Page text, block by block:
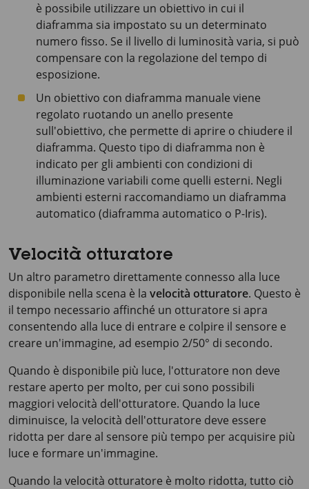
è possibile utilizzare un obiettivo in cui il
diaframma sia impostato su un determinato
numero fisso. Se il livello di luminosità varia, si può
compensare con la regolazione del tempo di
esposizione.
Un obiettivo con diaframma manuale viene
regolato ruotando un anello presente
sull'obiettivo, che permette di aprire o chiudere il
diaframma. Questo tipo di diaframma non è
indicato per gli ambienti con condizioni di
illuminazione variabili come quelli esterni. Negli
ambienti esterni raccomandiamo un diaframma
automatico (diaframma automatico o P-Iris).
Velocità otturatore
Un altro parametro direttamente connesso alla luce
disponibile nella scena è la velocità otturatore. Questo è
il tempo necessario affinché un otturatore si apra
consentendo alla luce di entrare e colpire il sensore e
creare un'immagine, ad esempio 2/50° di secondo.
Quando è disponibile più luce, l'otturatore non deve
restare aperto per molto, per cui sono possibili
maggiori velocità dell'otturatore. Quando la luce
diminuisce, la velocità dell'otturatore deve essere
ridotta per dare al sensore più tempo per acquisire più
luce e formare un'immagine.
Quando la velocità otturatore è molto ridotta, tutto ciò